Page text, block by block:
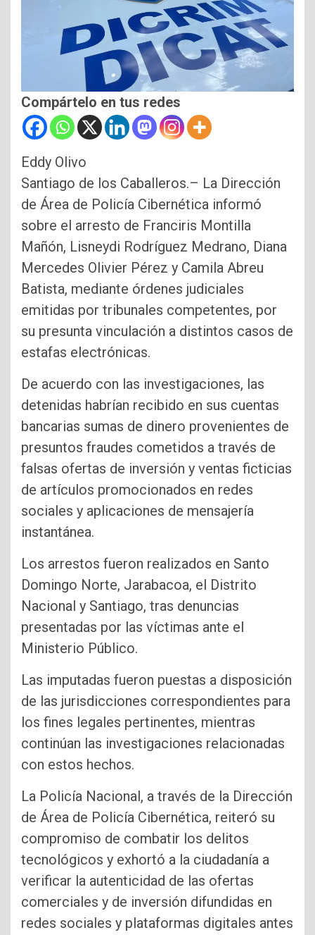
Compártelo en tus redes
Eddy Olivo
Santiago de los Caballeros.– La Dirección
de Área de Policía Cibernética informó
sobre el arresto de Franciris Montilla
Mañón, Lisneydi Rodríguez Medrano, Diana
Mercedes Olivier Pérez y Camila Abreu
Batista, mediante órdenes judiciales
emitidas por tribunales competentes, por
su presunta vinculación a distintos casos de
estafas electrónicas.
De acuerdo con las investigaciones, las
detenidas habrían recibido en sus cuentas
bancarias sumas de dinero provenientes de
presuntos fraudes cometidos a través de
falsas ofertas de inversión y ventas ficticias
de artículos promocionados en redes
sociales y aplicaciones de mensajería
instantánea.
Los arrestos fueron realizados en Santo
Domingo Norte, Jarabacoa, el Distrito
Nacional y Santiago, tras denuncias
presentadas por las víctimas ante el
Ministerio Público.
Las imputadas fueron puestas a disposición
de las jurisdicciones correspondientes para
los fines legales pertinentes, mientras
continúan las investigaciones relacionadas
con estos hechos.
La Policía Nacional, a través de la Dirección
de Área de Policía Cibernética, reiteró su
compromiso de combatir los delitos
tecnológicos y exhortó a la ciudadanía a
verificar la autenticidad de las ofertas
comerciales y de inversión difundidas en
redes sociales y plataformas digitales antes